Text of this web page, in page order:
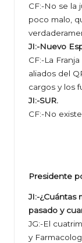
CF:-No se la
poco malo,
JI:-Nuevo
CF:-La
aliados del
cargos y los
JI:-SUR.
CF:-No
Presidente
JI:-¿Cuántas
pasado y
JG:-El
y